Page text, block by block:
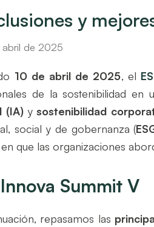
y
abril de 2025
10 de abril de 2025, el
de la sostenibilidad
(IA)ysostenibilidad
social y de gobernanza (
que las organizaciones
Summit V
repasamos las